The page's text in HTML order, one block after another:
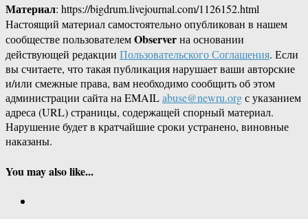
Материал: https://bigdrum.livejournal.com/1126152.html
Настоящий материал самостоятельно опубликован в нашем
сообществе пользователемObserverна основании
действующей редакции Пользовательского Соглашения. Если
вы считаете, что такая публикация нарушает ваши авторские
и/или смежные права, вам необходимо сообщить об этом
администрации сайта на EMAILabuse@newru.orgс указанием
адреса (URL) страницы, содержащей спорный материал.
Нарушение будет в кратчайшие сроки устранено, виновные
наказаны.
You may also like...